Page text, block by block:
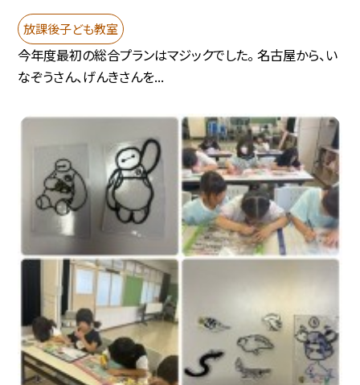
放課後子ども教室
今年度最初の総合プランはマジックでした。 名古屋から、い
なぞうさん、げんきさんを...